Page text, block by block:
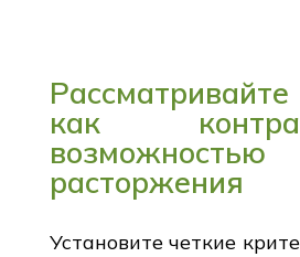
как
возможностью
расторжения
Установите четкие